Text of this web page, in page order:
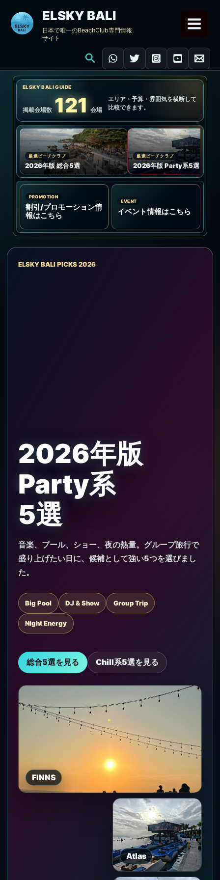
ッ
ELSKY BALI
日本で唯一のBeachClub専門情報
サイト
検
索
ELSKY BALI GUIDE
掲載会場数 121 会場
エリア・予算・雰囲気を横断して
比較できます。
厳選ビーチクラブ
2026年版 総合5選
厳選ビーチクラブ
2026年版 Party系5選
PROMOTION
割引/プロモーション情
報はこちら
EVENT
イベント情報はこちら
ELSKY BALI PICKS 2026
2026年版
Party系
5選
音楽、プール、ショー、夜の熱量。グループ旅行で
盛り上げたい日に、候補として強い5つを選びまし
た。
Big Pool DJ & Show Group Trip
Night Energy
総合5選を見る Chill系5選を見る
FINNS
Atlas